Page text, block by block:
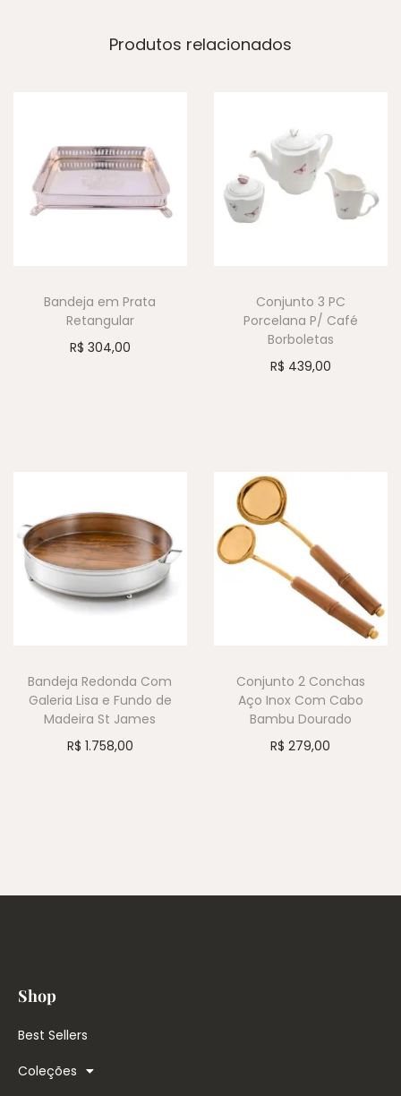
Produtos relacionados
Bandeja em Prata
Retangular
R$ 304,00
Conjunto 3 PC
Porcelana P/ Café
Borboletas
R$ 439,00
Bandeja Redonda Com
Galeria Lisa e Fundo de
Madeira St James
R$ 1.758,00
Conjunto 2 Conchas
Aço Inox Com Cabo
Bambu Dourado
R$ 279,00
Shop
Best Sellers
Coleções